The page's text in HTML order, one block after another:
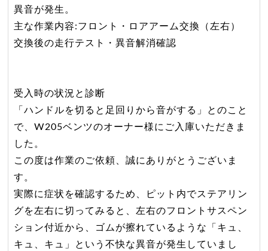
異音が発生。
主な作業内容:フロント・ロアアーム交換（左右）
交換後の走行テスト・異音解消確認
受入時の状況と診断
「ハンドルを切ると足回りから音がする」とのこと
で、W205ベンツのオーナー様にご入庫いただきま
した。
この度は作業のご依頼、誠にありがとうございま
す。
実際に症状を確認するため、ピット内でステアリン
グを左右に切ってみると、左右のフロントサスペン
ション付近から、ゴムが擦れているような「キュ、
キュ、キュ」という不快な異音が発生していまし